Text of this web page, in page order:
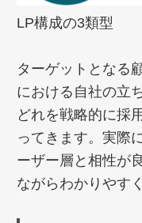
LP構成の3類型
ターゲットとなる
における自社の立
どれを戦略的に採
ってきます。実際
ーザー層と相性が
ながらわかりやす